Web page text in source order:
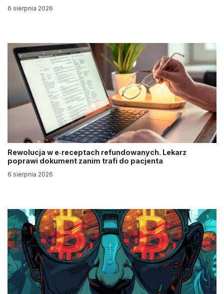
6 sierpnia 2026
Rewolucja w e‑receptach refundowanych. Lekarz
poprawi dokument zanim trafi do pacjenta
6 sierpnia 2026